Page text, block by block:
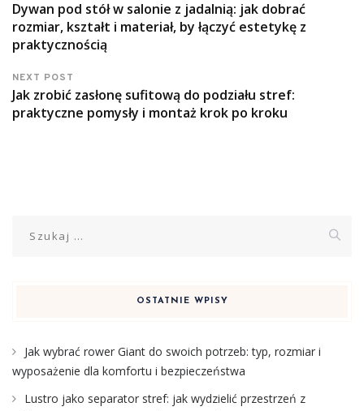
Dywan pod stół w salonie z jadalnią: jak dobrać
rozmiar, kształt i materiał, by łączyć estetykę z
praktycznością
NEXT POST
Jak zrobić zasłonę sufitową do podziału stref:
praktyczne pomysły i montaż krok po kroku
OSTATNIE WPISY
Jak wybrać rower Giant do swoich potrzeb: typ, rozmiar i
wyposażenie dla komfortu i bezpieczeństwa
Lustro jako separator stref: jak wydzielić przestrzeń z